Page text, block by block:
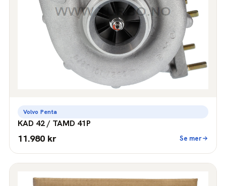
Volvo Penta
KAD 42 / TAMD 41P
11.980 kr Se mer